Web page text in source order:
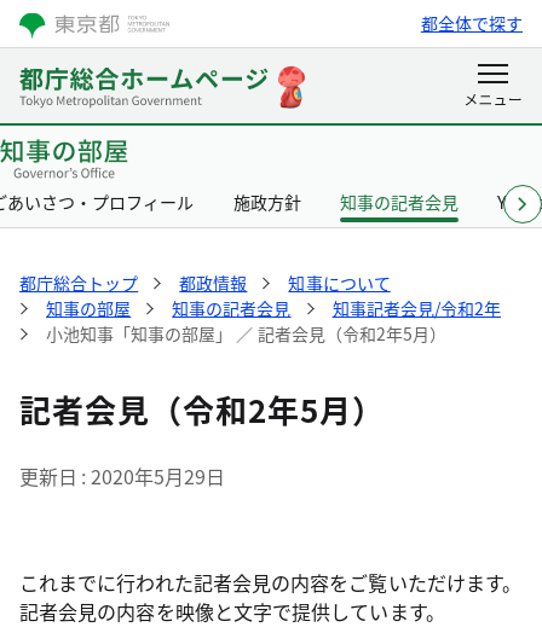
都全体で探す
あいさつ・プロフィール 施政方針 知事の記者会見
都庁総合トップ 都政情報
知事について
知事の部屋
知事の記者会見
知事記者会見/令和2年
小池知事「知事の部屋」 ／ 記者会見（令和2年5月）
記者会見（令和2年5月）
更新日 2020年5月29日
これまでに行われた記者会見の内容をご覧いただけます。
記者会見の内容を映像と文字で提供しています。